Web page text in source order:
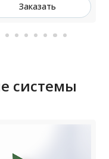
Заказать
системы